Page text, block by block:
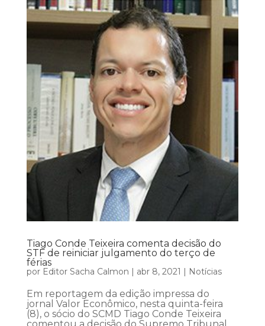
Tiago Conde Teixeira comenta decisão do
STF de reiniciar julgamento do terço de
férias
por Editor Sacha Calmon | abr 8, 2021 | Notícias
Em reportagem da edição impressa do
jornal Valor Econômico, nesta quinta-feira
(8), o sócio do SCMD Tiago Conde Teixeira